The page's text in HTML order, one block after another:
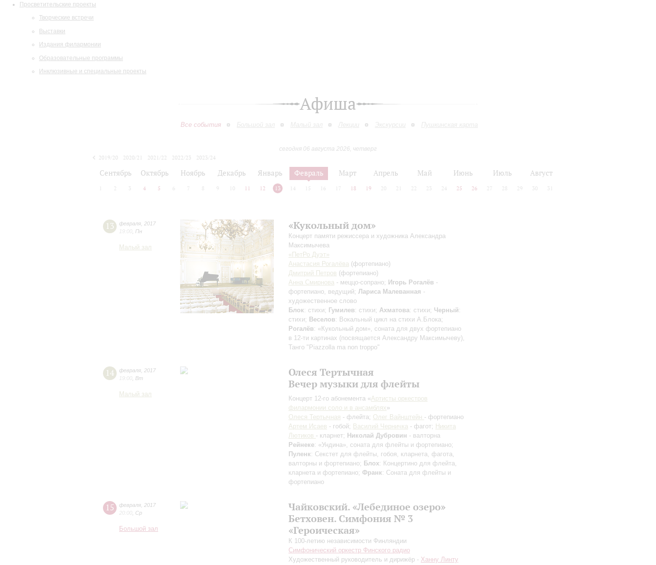
Просветительские проекты
Творческие встречи
Выставки
Издания филармонии
Образовательные программы
Инклюзивные и специальные проекты
Афиша
Все события Большой зал Малый зал Лекции Экскурсии Пушкинская карта
сегодня 06 августа 2026, четверг
2019/20
2020/21 2021/22 2022/23
2023/24
Сентябрь Октябрь Ноябрь Декабрь Январь Февраль Март Апрель Май Июнь Июль Август
2 3 4 5 6 7 8 9 10 11 12 13 14 15 16 17 18 19 20 21 22 23 24 25 26 27 28 29 30 31
13 февраля 2017
19:00 Пн
Малый зал
«Кукольный дом»
Концерт памяти режиссера и художника Александра
Максимычева
«ПетРо Дуэт»
Анастасия Рогалёва (фортепиано)
Дмитрий Петров (фортепиано)
Анна Смирнова - меццо-сопрано; Игорь Рогалёв -
фортепиано, ведущий; Лариса Малеванная -
художественное слово
Блок: стихи; Гумилев: стихи; Ахматова: стихи; Черный:
стихи; Веселов: Вокальный цикл на стихи А.Блока;
Рогалёв: «Кукольный дом», соната для двух фортепиано
в 12-ти картинах (посвящается Александру Максимычеву),
Танго "Piazzolla ma non troppo"
14 февраля 2017
19:00 Вт
Малый зал
Олеся Тертычная
Вечер музыки для флейты
Концерт 12-го абонемента «Артисты оркестров
филармонии соло и в ансамблях»
Олеся Тертычная - флейта; Олег Вайнштейн - фортепиано
Артем Исаев - гобой; Василий Черничка - фагот; Никита
Лютиков - кларнет; Николай Дубровин - валторна
Рейнеке: «Ундина», соната для флейты и фортепиано;
Пуленк: Секстет для флейты, гобоя, кларнета, фагота,
валторны и фортепиано; Блох: Концертино для флейта,
кларнета и фортепиано; Франк: Соната для флейты и
фортепиано
15 февраля 2017
20:00 Ср
Большой зал
Чайковский. «Лебединое озеро»
Бетховен. Симфония № 3
«Героическая»
К 100-летию независимости Финляндии
Симфонический оркестр Финского радио
Художественный руководитель и дирижёр - Ханну Линту